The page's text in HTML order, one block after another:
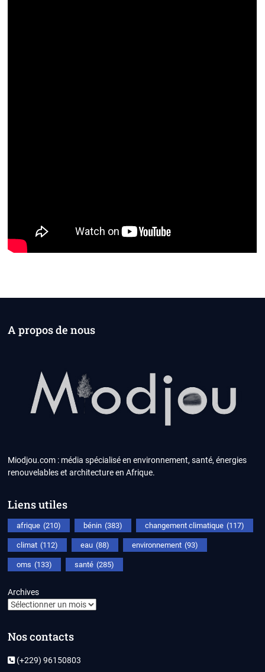
A propos de nous
Miodjou.com : média spécialisé en environnement, santé, énergies
renouvelables et architecture en Afrique.
Liens utiles
afrique (210) bénin (383) changement climatique (117)
climat (112) eau (88) environnement (93)
oms (133) santé (285)
Archives
Nos contacts
(+229) 96150803